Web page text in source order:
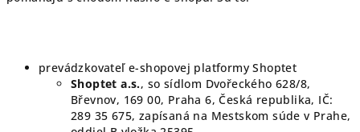
prevádzkovateľ e-shopovej platformy Shoptet
Shoptet a.s., so sídlom Dvořeckého 628/8,
Břevnov, 169 00, Praha 6, Česká republika, IČ:
289 35 675, zapísaná na Mestskom súde v Prahe,